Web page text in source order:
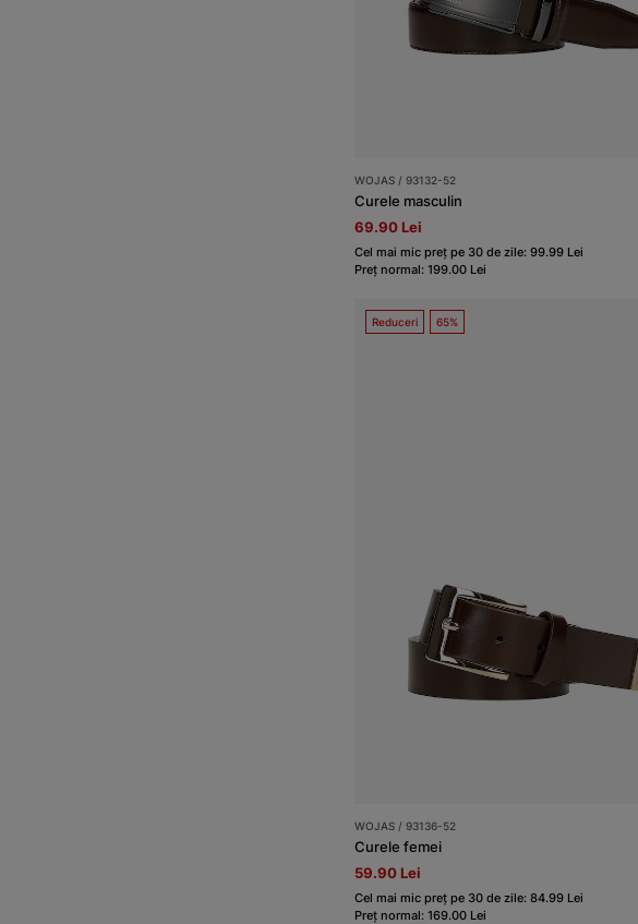
WOJAS / 93132-52
Curele masculin
69.90 Lei
Cel mai mic preț pe 30 de zile: 99.99 Lei
Preț normal: 199.00 Lei
Reduceri 65%
WOJAS / 93136-52
Curele femei
59.90 Lei
Cel mai mic preț pe 30 de zile: 84.99 Lei
Preț normal: 169.00 Lei